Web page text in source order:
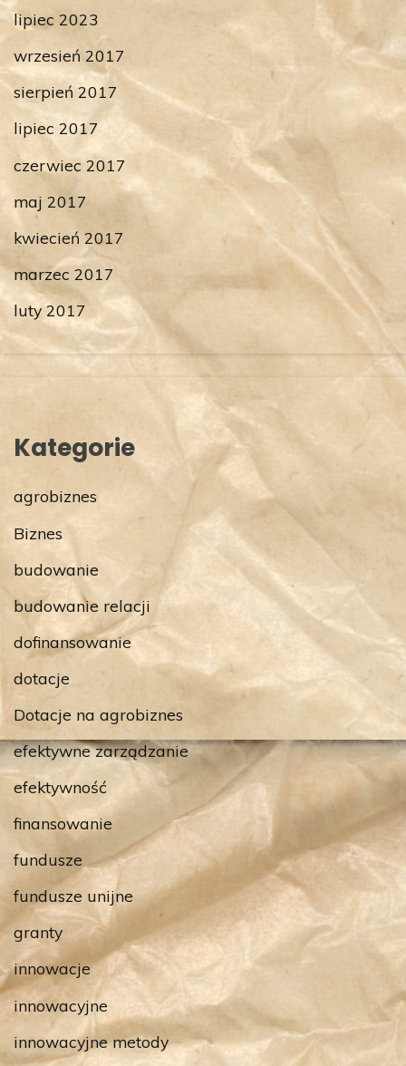
lipiec 2023
wrzesień 2017
sierpień 2017
lipiec 2017
czerwiec 2017
maj 2017
kwiecień 2017
marzec 2017
luty 2017
Kategorie
agrobiznes
Biznes
budowanie
budowanie relacji
dofinansowanie
dotacje
Dotacje na agrobiznes
efektywne zarządzanie
efektywność
finansowanie
fundusze
fundusze unijne
granty
innowacje
innowacyjne
innowacyjne metody